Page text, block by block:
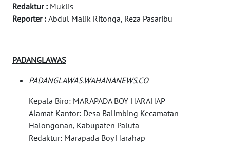
Redaktur : Muklis
Reporter : Abdul Malik Ritonga, Reza Pasaribu
PADANGLAWAS
PADANGLAWAS.WAHANANEWS.CO
Kepala Biro: MARAPADA BOY HARAHAP
Alamat Kantor: Desa Balimbing Kecamatan
Halongonan, Kabupaten Paluta
Redaktur: Marapada Boy Harahap
WAHANA
TRAVEL
TV
ID
WAHANANEWS
CO ID